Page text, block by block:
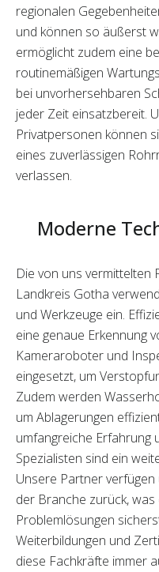
regionalen
und können so äußerst
ermöglicht zudem eine
routinemäßigen
bei unvorhersehbaren
jeder Zeit einsatzbereit.
Privatpersonen können
eines zuverlässigen
verlassen.
Moderne
Die von uns vermittelten
Landkreis Gotha
und Werkzeuge ein.
eine genaue Erkennung
Kameraroboter und
eingesetzt, um
Zudem werden
um Ablagerungen
umfangreiche Erfahrung
Spezialisten sind ein
Unsere Partner
der Branche zurück,
Problemlösungen
Weiterbildungen und
diese Fachkräfte immer